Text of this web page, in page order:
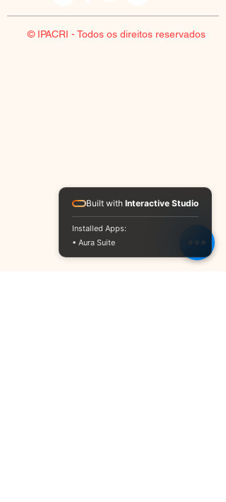
© IPACRI - Todos os direitos reservados
Built with Interactive Studio
Installed Apps:
• Aura Suite